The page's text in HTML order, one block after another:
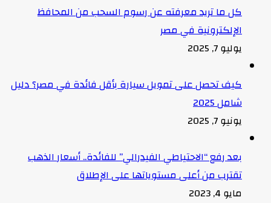
كل ما تريد معرفته عن رسوم السحب من المحافظ
الإلكترونية في مصر
يوليو 7, 2025
كيف تحصل على تمويل سيارة بأقل فائدة في مصر؟ دليل
شامل 2025
يونيو 7, 2025
بعد رفع “الاحتياطي الفيدرالي” للفائدة.. أسعار الذهب
تقترب من أعلى مستوياتها على الإطلاق
مايو 4, 2023